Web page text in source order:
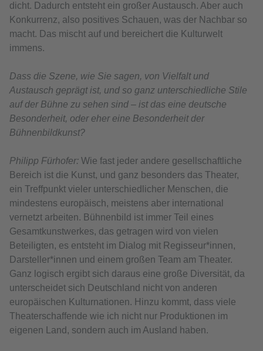
dicht. Dadurch entsteht ein großer Austausch. Aber auch
Konkurrenz, also positives Schauen, was der Nachbar so
macht. Das mischt auf und bereichert die Kulturwelt
immens.
Dass die Szene, wie Sie sagen, von Vielfalt und
Austausch geprägt ist, und so ganz unterschiedliche Stile
auf der Bühne zu sehen sind – ist das eine deutsche
Besonderheit, oder eher eine Besonderheit der
Bühnenbildkunst?
Philipp Fürhofer: Wie fast jeder andere gesellschaftliche
Bereich ist die Kunst, und ganz besonders das Theater,
ein Treffpunkt vieler unterschiedlicher Menschen, die
mindestens europäisch, meistens aber international
vernetzt arbeiten. Bühnenbild ist immer Teil eines
Gesamtkunstwerkes, das getragen wird von vielen
Beteiligten, es entsteht im Dialog mit Regisseur*innen,
Darsteller*innen und einem großen Team am Theater.
Ganz logisch ergibt sich daraus eine große Diversität, da
unterscheidet sich Deutschland nicht von anderen
europäischen Kulturnationen. Hinzu kommt, dass viele
Theaterschaffende wie ich nicht nur Produktionen im
eigenen Land, sondern auch im Ausland haben.